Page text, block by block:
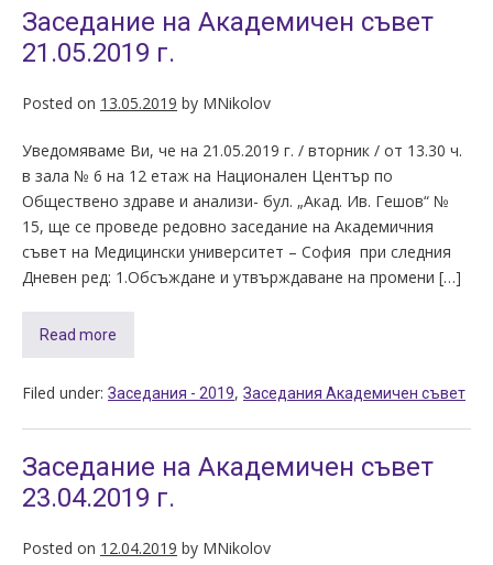
Заседание на Академичен съвет
21.05.2019 г.
Posted on 13.05.2019 by MNikolov
Уведомяваме Ви, че на 21.05.2019 г. / вторник / от 13.30 ч.
в зала № 6 на 12 етаж на Национален Център по
Обществено здраве и анализи- бул. „Акад. Ив. Гешов“ №
15, ще се проведе редовно заседание на Академичния
съвет на Медицински университет – София при следния
Дневен ред: 1.Обсъждане и утвърждаване на промени […]
Read more
Filed under: Заседания - 2019, Заседания Академичен съвет
Заседание на Академичен съвет
23.04.2019 г.
Posted on 12.04.2019 by MNikolov